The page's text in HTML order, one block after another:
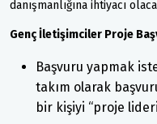
danışmanlığına ihtiyacı
Genç İletişimciler Proje
Başvuru yapmak
takım olarak
bir kişiyi “proje